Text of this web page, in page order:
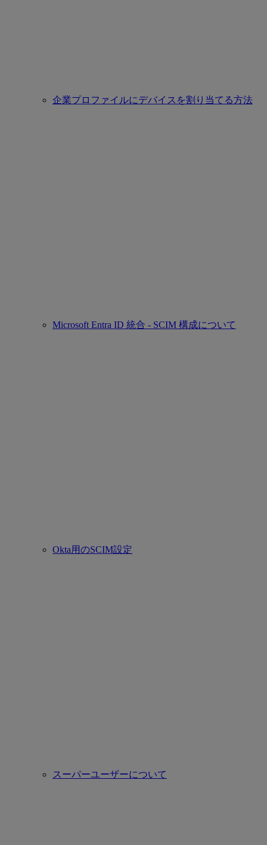
企業プロファイルにデバイスを割り当てる方法
Microsoft Entra ID 統合 - SCIM 構成について
Okta用のSCIM設定
スーパーユーザーについて